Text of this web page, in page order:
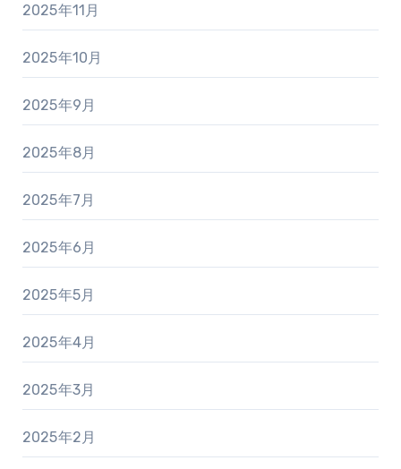
2025年11月
2025年10月
2025年9月
2025年8月
2025年7月
2025年6月
2025年5月
2025年4月
2025年3月
2025年2月